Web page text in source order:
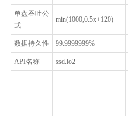
单盘吞吐公
式
min(1000,0.5x+120)
数据持久性 99.9999999%
API名称 ssd.io2